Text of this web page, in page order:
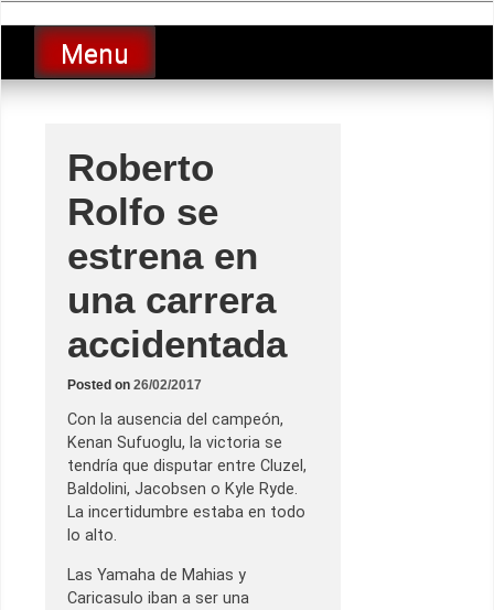
to
contentLucio Lopez GP
luciolopezgp
Menu
Roberto
Rolfo se
estrena en
una carrera
accidentada
Posted on 26/02/2017
Con la ausencia del campeón,
Kenan Sufuoglu, la victoria se
tendría que disputar entre Cluzel,
Baldolini, Jacobsen o Kyle Ryde.
La incertidumbre estaba en todo
lo alto.
Las Yamaha de Mahias y
Caricasulo iban a ser una